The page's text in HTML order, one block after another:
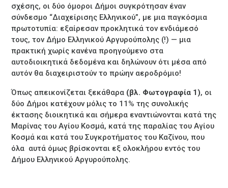
σχέσης, οι δύο όμοροι Δήμοι συγκρότησαν έναν
σύνδεσμο “Διαχείρισης Ελληνικού”, με μια παγκόσμια
πρωτοτυπία: εξαίρεσαν προκλητικά τον ενδιάμεσό
τους, τον Δήμο Ελληνικού Αργυρούπολης (!) — μια
πρακτική χωρίς κανένα προηγούμενο στα
αυτοδιοικητικά δεδομένα και δηλώνουν ότι μέσα από
αυτόν θα διαχειριστούν το πρώην αεροδρόμιο!
Όπως απεικονίζεται ξεκάθαρα (βλ. Φωτογραφία 1), οι
δύο Δήμοι κατέχουν μόλις το 11% της συνολικής
έκτασης διοικητικά και σήμερα εναντιώνονται κατά της
Μαρίνας του Αγίου Κοσμά, κατά της παραλίας του Αγίου
Κοσμά και κατά του Συγκροτήματος του Καζίνου, που
όλα αυτά όμως βρίσκονται εξ ολοκλήρου εντός του
Δήμου Ελληνικού Αργυρούπολης.